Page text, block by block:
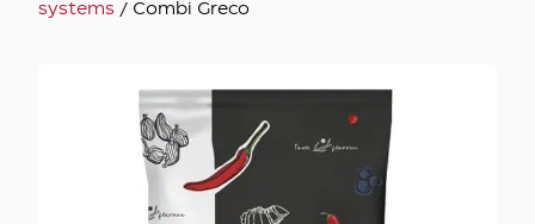
systems / Combi Greco